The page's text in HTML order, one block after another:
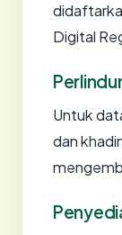
Digital
Untuk
dan